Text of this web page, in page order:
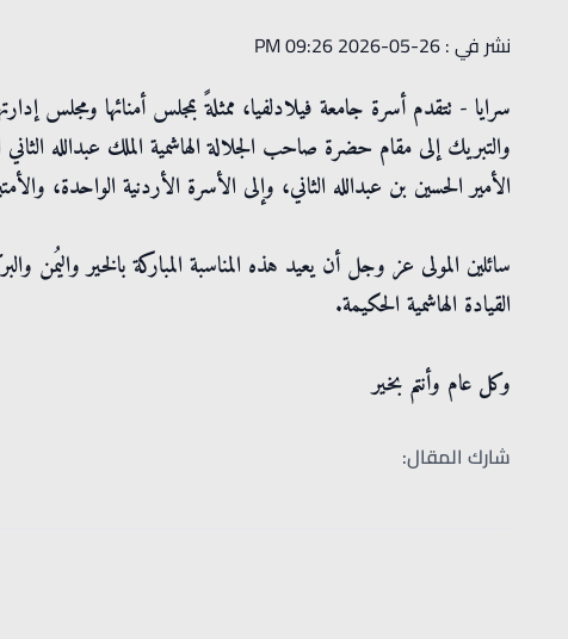
نشر في : 26-05-2026 09:26 PM
سرايا - تتقدم أسرة جامعة فيلادلفيا، ممثلةً بمجلس أمنائها ومجلس
والتبريك إلى مقام حضرة صاحب الجلالة الهاشمية الملك عبدالله
الأمير الحسين بن عبدالله الثاني، وإلى الأسرة الأردنية الواحدة،
سائلين المولى عز وجل أن يعيد هذه المناسبة المباركة بالخير
القيادة الهاشمية الحكيمة.
وكل عام وأنتم بخير
شارك المقال: